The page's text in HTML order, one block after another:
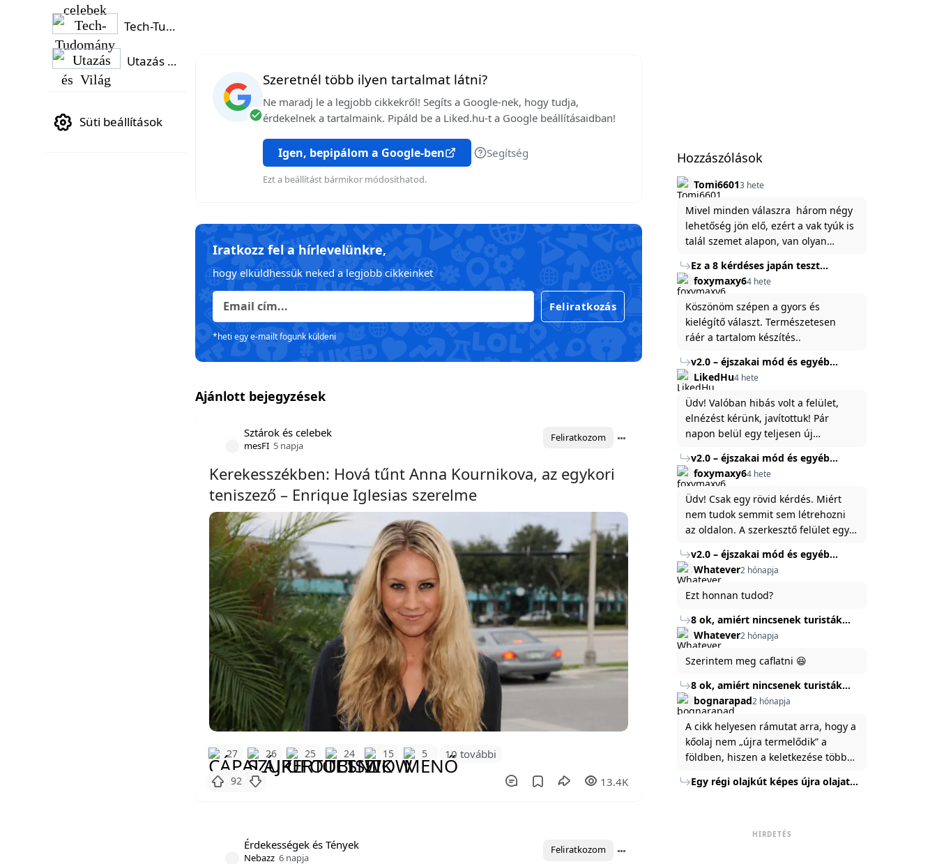
Szeretnél több ilyen tartalmat látni?
Ne maradj le a legjobb cikkekről! Segíts a Google-nek, hogy tudja,
érdekelnek a tartalmaink. Pipáld be a Liked.hu-t a Google beállításaidban!
Igen, bepipálom a Google-ben Segítség
Ezt a beállítást bármikor módosíthatod.
Iratkozz fel a hírlevelünkre,
hogy elküldhessük neked a legjobb cikkeinket
Feliratkozás
*heti egy e-mailt fogunk küldeni
Ajánlott bejegyzések
Sztárok és celebek
mesFI 5 napja
Feliratkozom
Kerekesszékben: Hová tűnt Anna Kournikova, az egykori
teniszező – Enrique Iglesias szerelme
27 26 25 24 15 5 10 további
92 13.4K
Érdekességek és Tények
Nebazz 6 napja
Feliratkozom
Hozzászólások
Tomi66013 hete
Mivel minden válaszra három négy
lehetőség jön elő, ezért a vak tyúk is
talál szemet alapon, van olyan
Ez a 8 kérdéses japán teszt
hibátlanul feltárja az igazságot
rólad
foxymaxy64 hete
Köszönöm szépen a gyors és
kielégítő választ. Természetesen
ráér a tartalom készítés..
v2.0 – éjszakai mód és egyéb
fejlesztések
LikedHu4 hete
Üdv! Valóban hibás volt a felület,
elnézést kérünk, javítottuk! Pár
napon belül egy teljesen új
weboldal legújabb, 3.0-ás verzióját,
és vélhetően ez zavart be kicsit.Egy
baráti megjegyzés: ha nem fontos
és tud várni néhány napot a
tartalom, amit készíteni
szeretnél, inkább várj néhány napot,
mert ég és föld lesz a különbség a
jelenlegi rendszer és az új között -
legfőképpen egyébként épp
tartalomkészítési szempontból! :)
v2.0 – éjszakai mód és egyéb
fejlesztések
foxymaxy64 hete
Üdv! Csak egy rövid kérdés. Miért
nem tudok semmit sem létrehozni
az oldalon. A szerkesztő felület egy
Köszönöm ha válaszoltok.
v2.0 – éjszakai mód és egyéb
fejlesztések
Whatever2 hónapja
Ezt honnan tudod?
8 ok, amiért nincsenek turisták
Törökország Fekete-tenger felőli
partján
Whatever2 hónapja
Szerintem meg caflatni 😆
8 ok, amiért nincsenek turisták
Törökország Fekete-tenger felőli
partján
bognarapad2 hónapja
A cikk helyesen rámutat arra, hogy a
kőolaj nem „újra termelődik” a
földben, hiszen a keletkezése több
Energiaügyi Minisztériuma szerint a
kőzetben marad. A
Egy régi olajkút képes újra olajat
HIRDETÉS
Tech-Tudomány
Utazás és Világ
Süti beállítások